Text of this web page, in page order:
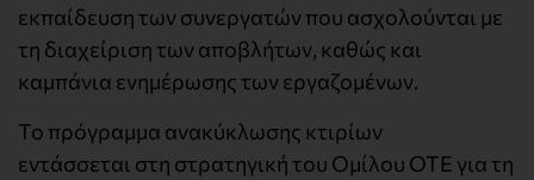
εκπαίδευση των συνεργατών που ασχολούνται με
τη διαχείριση των αποβλήτων, καθώς και
καμπάνια ενημέρωσης των εργαζομένων.
Το πρόγραμμα ανακύκλωσης κτιρίων
εντάσσεται στη στρατηγική του Ομίλου ΟΤΕ για τη